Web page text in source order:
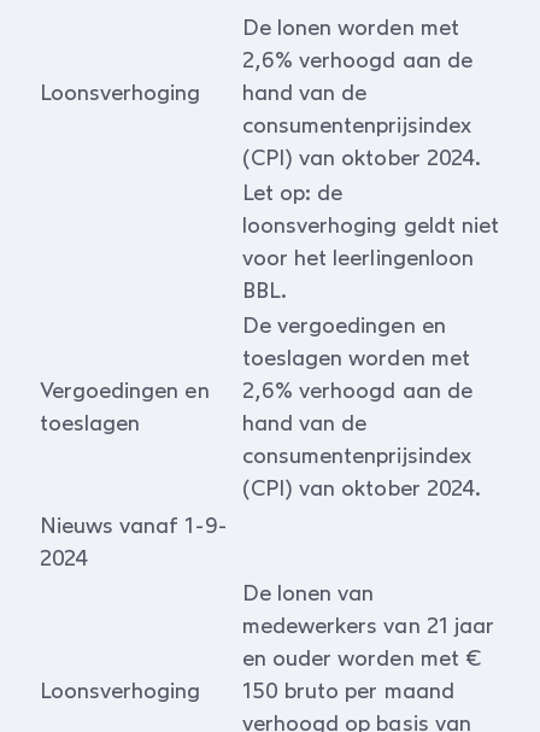
Loonsverhoging
De lonen worden met
2,6% verhoogd aan de
hand van de
consumentenprijsindex
(CPI) van oktober 2024.
Let op: de
loonsverhoging geldt niet
voor het leerlingenloon
BBL.
Vergoedingen en
toeslagen
De vergoedingen en
toeslagen worden met
2,6% verhoogd aan de
hand van de
consumentenprijsindex
(CPI) van oktober 2024.
Nieuws vanaf 1-9-
2024
Loonsverhoging
De lonen van
medewerkers van 21 jaar
en ouder worden met €
150 bruto per maand
verhoogd op basis van